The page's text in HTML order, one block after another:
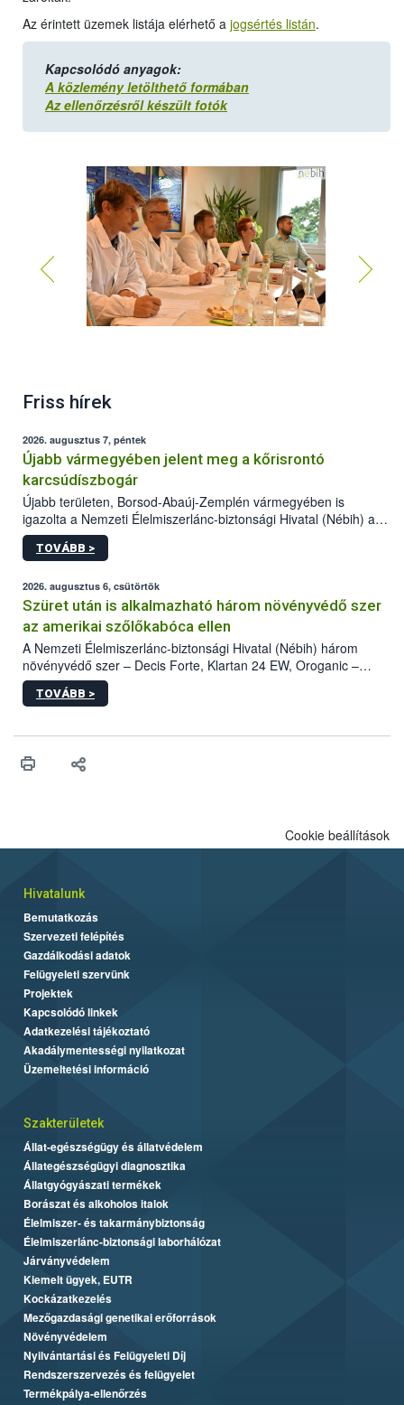
Az érintett üzemek listája elérhető a jogsértés listán.
Kapcsolódó anyagok:
A közlemény letölthető formában
Az ellenőrzésről készült fotók
Friss hírek
2026. augusztus 7, péntek
Újabb vármegyében jelent meg a kőrisrontó
karcsúdíszbogár
Újabb területen, Borsod-Abaúj-Zemplén vármegyében is
igazolta a Nemzeti Élelmiszerlánc-biztonsági Hivatal (Nébih) a
kőrisrontó karcsúdíszbogár (Agrilus planipennis) jelenlétét. A
kártevőt nem csak színcsapdában találták meg, de már fertőzött
az intenzív felderítést, emellett az intézkedéseket a szlovák
hatósággal is összehangolják a terjedés megállítása érdekében.
TOVÁBB >
2026. augusztus 6, csütörtök
Szüret után is alkalmazható három növényvédő szer
az amerikai szőlőkabóca ellen
A Nemzeti Élelmiszerlánc-biztonsági Hivatal (Nébih) három
növényvédő szer – Decis Forte, Klartan 24 EW, Oroganic –
engedélyokiratát módosította, így azok a szüretet követően,
egészen a vesszőérettség (BBCH 91) stádiumáig
érésű szőlőkben is legyen lehetőség a károsító elleni további
felhasználók számára is elérhető és ökológiai termesztésben is
TOVÁBB >
Cookie beállítások
Hivatalunk
Bemutatkozás
Szervezeti felépítés
Gazdálkodási adatok
Felügyeleti szervünk
Projektek
Kapcsolódó linkek
Adatkezelési tájékoztató
Akadálymentességi nyilatkozat
Üzemeltetési információ
Szakterületek
Állat-egészségügy és állatvédelem
Állategészségügyi diagnosztika
Állatgyógyászati termékek
Borászat és alkoholos italok
Élelmiszer- és takarmánybiztonság
Élelmiszerlánc-biztonsági laborhálózat
Járványvédelem
Kiemelt ügyek, EUTR
Kockázatkezelés
Mezőgazdasági genetikai erőforrások
Növényvédelem
Nyilvántartási és Felügyeleti Díj
Rendszerszervezés és felügyelet
Termékpálya-ellenőrzés